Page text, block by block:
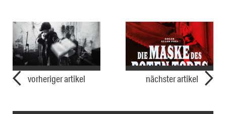
vorheriger artikel nächster artikel